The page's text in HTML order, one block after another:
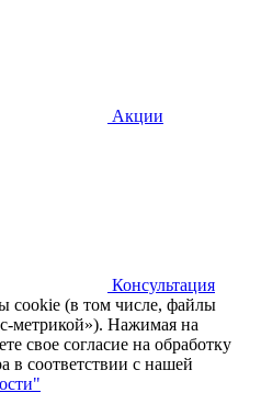
Акции
Консультация
cookie (в том числе, файлы
метрикой»). Нажимая на
свое согласие на обработку
в соответствии с нашей